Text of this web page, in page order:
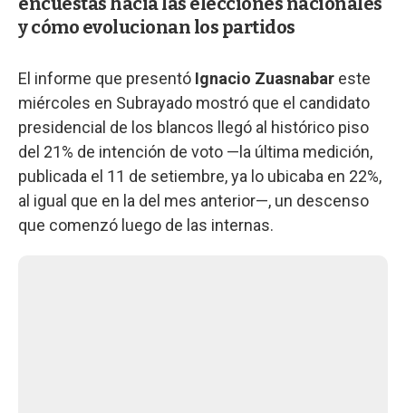
y cómo evolucionan los partidos
El informe que presentó Ignacio Zuasnabar este
miércoles en Subrayado mostró que el candidato
presidencial de los blancos llegó al histórico piso
del 21% de intención de voto —la última medición,
publicada el 11 de setiembre, ya lo ubicaba en 22%,
al igual que en la del mes anterior—, un descenso
que comenzó luego de las internas.